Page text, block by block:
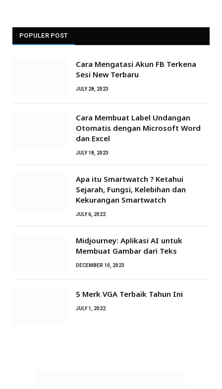
POPULER POST
Cara Mengatasi Akun FB Terkena
Sesi New Terbaru
JULY 28, 2023
Cara Membuat Label Undangan
Otomatis dengan Microsoft Word
dan Excel
JULY 18, 2023
Apa itu Smartwatch ? Ketahui
Sejarah, Fungsi, Kelebihan dan
Kekurangan Smartwatch
JULY 6, 2022
Midjourney: Aplikasi AI untuk
Membuat Gambar dari Teks
DECEMBER 10, 2023
5 Merk VGA Terbaik Tahun Ini
JULY 1, 2022